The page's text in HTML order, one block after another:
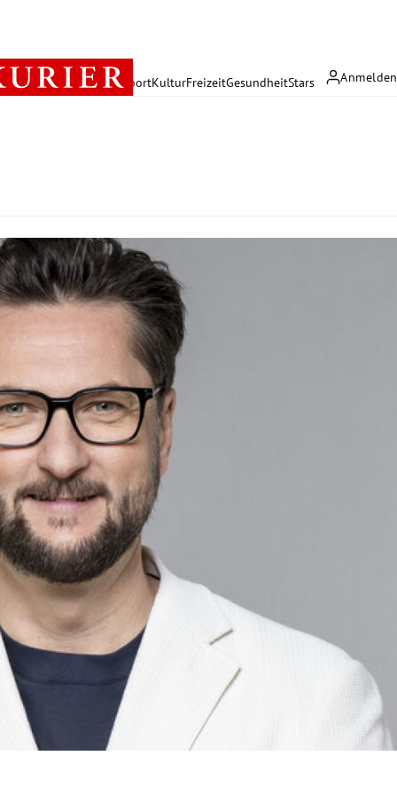
Anmelden
PolitikWirtschaft SportKulturFreizeitGesundheitStars